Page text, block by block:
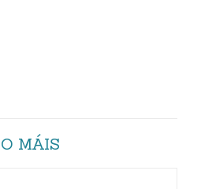
O MÁIS